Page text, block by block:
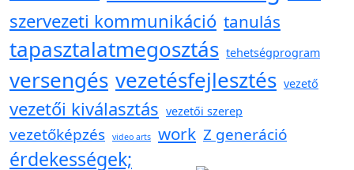
szervezeti kommunikáció tanulás
tapasztalatmegosztás tehetségprogram
versengés vezetésfejlesztés vezető
vezetői kiválasztás vezetői szerep
vezetőképzés video arts work Z generáció
érdekességek;